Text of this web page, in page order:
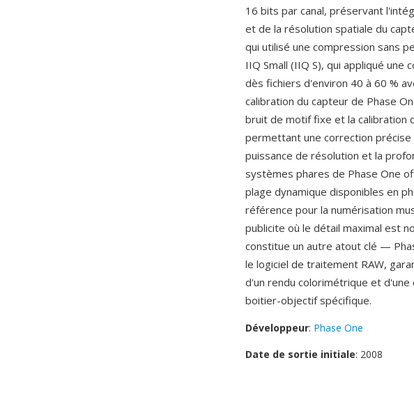
16 bits par canal, préservant
et de la résolution spatiale du
qui utilisé une compression sans
IIQ Small (IIQ S), qui appliqué
dès fichiers d'environ 40 à 60 %
calibration du capteur de Phase
bruit de motif fixe et la calibration
permettant une correction précise
puissance de résolution et la
systèmes phares de Phase One
plage dynamique disponibles en
référence pour la numérisation
publicite où le détail maximal est
constitue un autre atout clé —
le logiciel de traitement RAW,
d'un rendu colorimétrique et
boitier-objectif spécifique.
Développeur: Phase One
Date de sortie initiale: 2008